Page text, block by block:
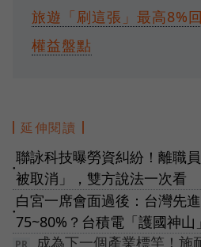
旅遊「刷這張」最高8%
權益盤點
延伸閱讀
●
聯詠科技曝勞資糾紛！離職
被取消」，雙方說法一次看
●
白宮一席會面過後：台灣先
75~80%？台積電「護國神山
成為下一個產業標竿！施